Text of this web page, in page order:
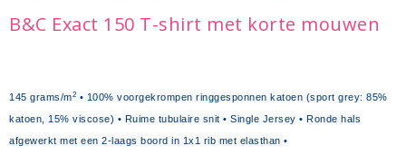
B&C Exact 150 T-shirt met korte mouwen
145 grams/m2 • 100% voorgekrompen ringgesponnen katoen (sport grey: 85%
katoen, 15% viscose) • Ruime tubulaire snit • Single Jersey • Ronde hals
afgewerkt met een 2-laags boord in 1x1 rib met elasthan •